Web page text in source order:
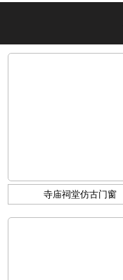
寺庙祠堂仿古门窗